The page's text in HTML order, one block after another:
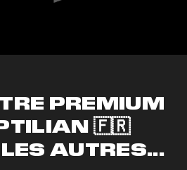
PREMIUM
🇫🇷
LES AUTRES...